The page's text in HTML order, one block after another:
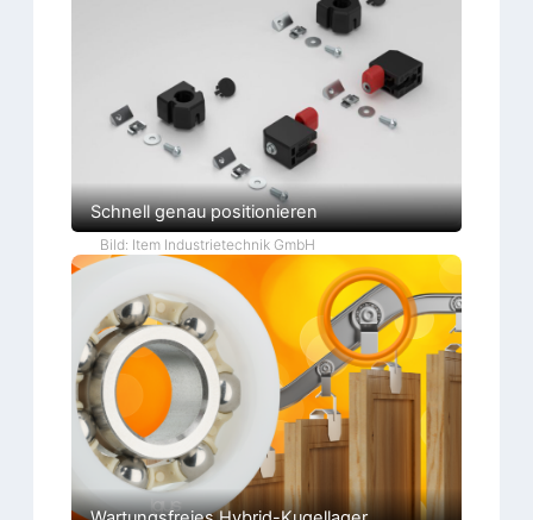
Schnell genau positionieren
Bild: Item Industrietechnik GmbH